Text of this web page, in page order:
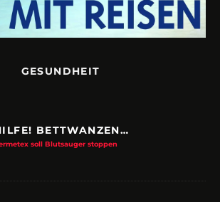
GESUNDHEIT
BETTWANZEN…
soll Blutsauger stoppen